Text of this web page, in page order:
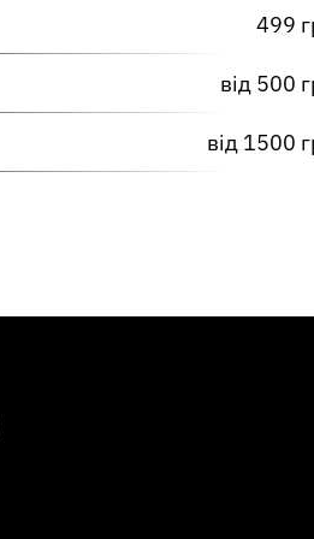
499
від 500
від 1500